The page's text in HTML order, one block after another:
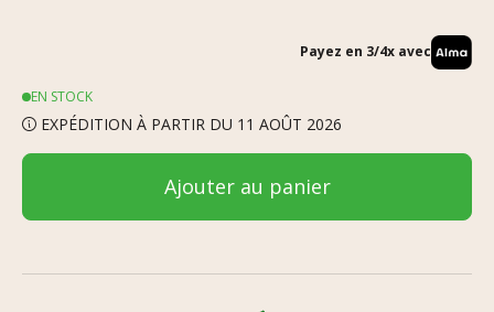
Payez en 3/4x avec
EN STOCK
EXPÉDITION À PARTIR DU 11 AOÛT 2026
Ajouter au panier